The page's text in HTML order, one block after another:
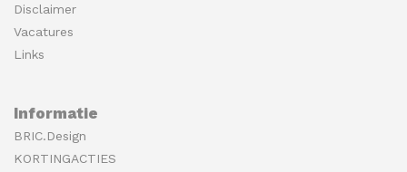
Disclaimer
Vacatures
Links
Informatie
BRIC.Design
KORTINGACTIES